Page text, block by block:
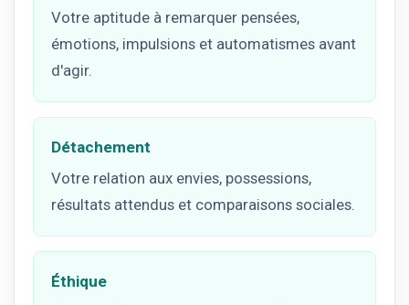
Votre aptitude à remarquer pensées,
émotions, impulsions et automatismes avant
d'agir.
Détachement
Votre relation aux envies, possessions,
résultats attendus et comparaisons sociales.
Éthique